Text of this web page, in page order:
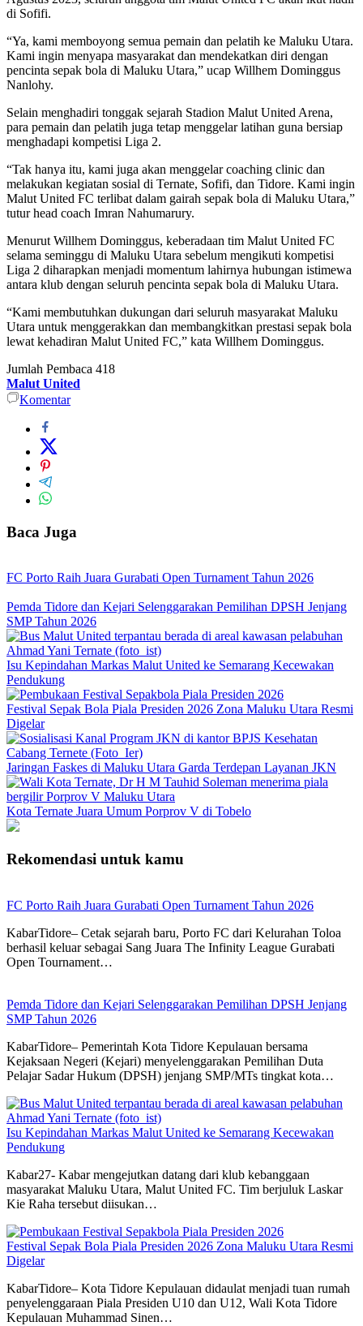
di Sofifi.
“Ya, kami memboyong semua pemain dan pelatih ke Maluku Utara.
Kami ingin menyapa masyarakat dan mendekatkan diri dengan
pencinta sepak bola di Maluku Utara,” ucap Willhem Dominggus
Nanlohy.
Selain menghadiri tonggak sejarah Stadion Malut United Arena,
para pemain dan pelatih juga tetap menggelar latihan guna bersiap
menghadapi kompetisi Liga 2.
“Tak hanya itu, kami juga akan menggelar coaching clinic dan
melakukan kegiatan sosial di Ternate, Sofifi, dan Tidore. Kami ingin
Malut United FC terlibat dalam gairah sepak bola di Maluku Utara,”
tutur head coach Imran Nahumarury.
Menurut Willhem Dominggus, keberadaan tim Malut United FC
selama seminggu di Maluku Utara sebelum mengikuti kompetisi
Liga 2 diharapkan menjadi momentum lahirnya hubungan istimewa
antara klub dengan seluruh pencinta sepak bola di Maluku Utara.
“Kami membutuhkan dukungan dari seluruh masyarakat Maluku
Utara untuk menggerakkan dan membangkitkan prestasi sepak bola
lewat kehadiran Malut United FC,” kata Willhem Dominggus.
Jumlah Pembaca 418
Malut United
Komentar
Baca Juga
FC Porto Raih Juara Gurabati Open Turnament Tahun 2026
Pemda Tidore dan Kejari Selenggarakan Pemilihan DPSH Jenjang
SMP Tahun 2026
Isu Kepindahan Markas Malut United ke Semarang Kecewakan
Pendukung
Festival Sepak Bola Piala Presiden 2026 Zona Maluku Utara Resmi
Digelar
Jaringan Faskes di Maluku Utara Garda Terdepan Layanan JKN
Kota Ternate Juara Umum Porprov V di Tobelo
Rekomendasi untuk kamu
FC Porto Raih Juara Gurabati Open Turnament Tahun 2026
KabarTidore– Cetak sejarah baru, Porto FC dari Kelurahan Toloa
berhasil keluar sebagai Sang Juara The Infinity League Gurabati
Open Tournament…
Pemda Tidore dan Kejari Selenggarakan Pemilihan DPSH Jenjang
SMP Tahun 2026
KabarTidore– Pemerintah Kota Tidore Kepulauan bersama
Kejaksaan Negeri (Kejari) menyelenggarakan Pemilihan Duta
Pelajar Sadar Hukum (DPSH) jenjang SMP/MTs tingkat kota…
Isu Kepindahan Markas Malut United ke Semarang Kecewakan
Pendukung
Kabar27- Kabar mengejutkan datang dari klub kebanggaan
masyarakat Maluku Utara, Malut United FC. Tim berjuluk Laskar
Kie Raha tersebut diisukan…
Festival Sepak Bola Piala Presiden 2026 Zona Maluku Utara Resmi
Digelar
KabarTidore– Kota Tidore Kepulauan didaulat menjadi tuan rumah
penyelenggaraan Piala Presiden U10 dan U12, Wali Kota Tidore
Kepulauan Muhammad Sinen…